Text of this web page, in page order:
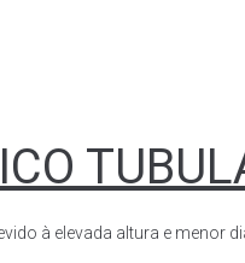
à elevada altura e